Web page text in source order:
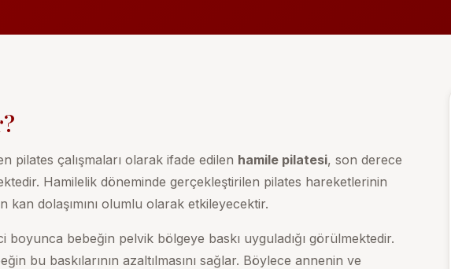
pilates çalışmaları olarak ifade edilen hamile pilatesi, son derece
Hamilelik döneminde gerçekleştirilen pilates hareketlerinin
kan dolaşımını olumlu olarak etkileyecektir.
boyunca bebeğin pelvik bölgeye baskı uyguladığı görülmektedir.
bu baskılarının azaltılmasını sağlar. Böylece annenin ve